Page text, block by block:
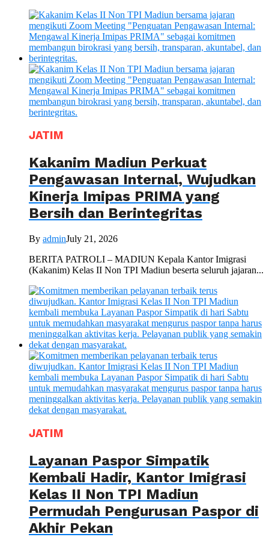
JATIM
Kakanim Madiun Perkuat
Pengawasan Internal, Wujudkan
Kinerja Imipas PRIMA yang
Bersih dan Berintegritas
By adminJuly 21, 2026
BERITA PATROLI – MADIUN Kepala Kantor Imigrasi
(Kakanim) Kelas II Non TPI Madiun beserta seluruh jajaran...
JATIM
Layanan Paspor Simpatik
Kembali Hadir, Kantor Imigrasi
Kelas II Non TPI Madiun
Permudah Pengurusan Paspor di
Akhir Pekan